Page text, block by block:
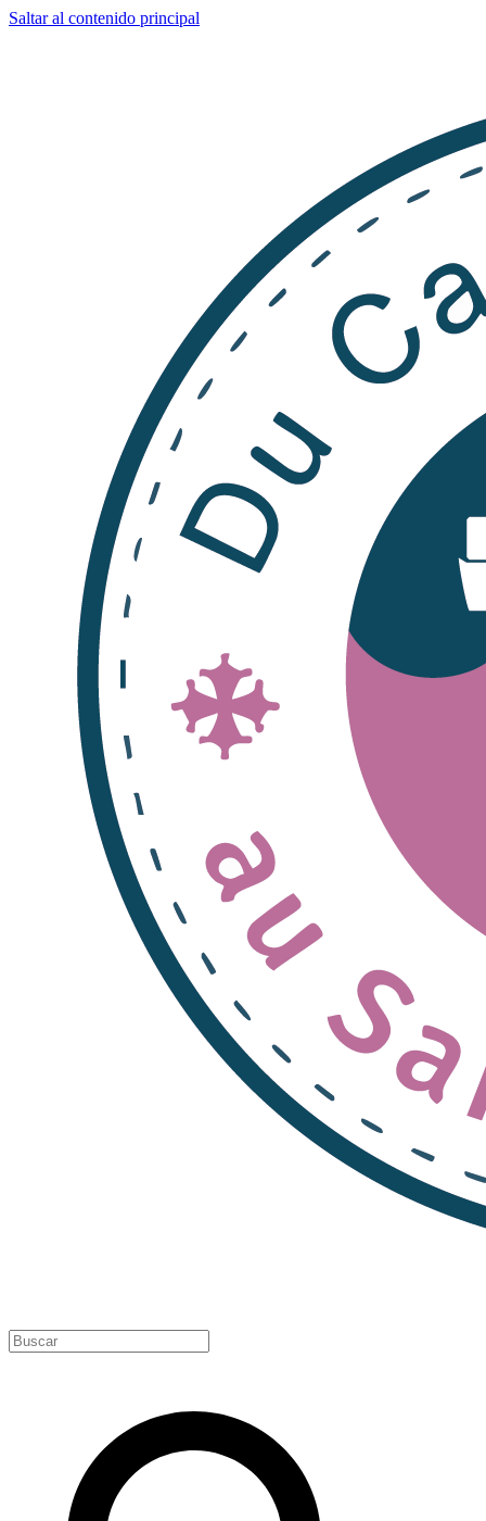
Saltar al contenido principal